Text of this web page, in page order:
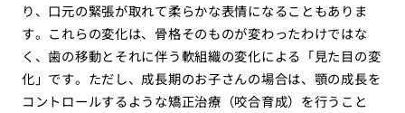
り、口元の緊張が取れて柔らかな表情になることもありま
す。これらの変化は、骨格そのものが変わったわけではな
く、歯の移動とそれに伴う軟組織の変化による「見た目の変
化」です。ただし、成長期のお子さんの場合は、顎の成長を
コントロールするような矯正治療（咬合育成）を行うこと